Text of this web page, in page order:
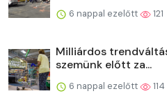
6 nappal ezelőtt 121
Milliárdos
szemünk előtt za...
6 nappal ezelőtt 114